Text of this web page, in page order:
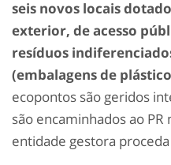
seis novos locais
exterior, de acesso
resíduos
(embalagens de
ecopontos são geridos
são encaminhados ao
entidade gestora proceda